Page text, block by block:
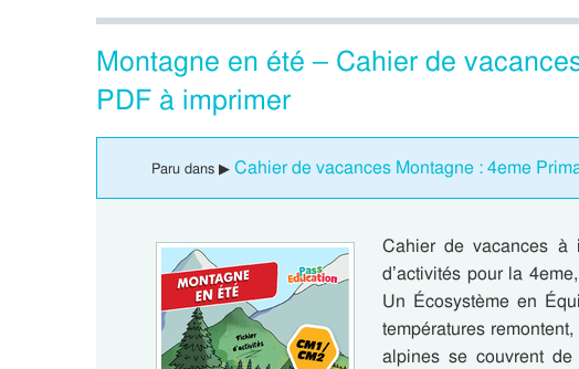
Montagne en été – Cahier de
PDF à imprimer
Paru dans ▶ Cahier de vacances Montagne : 4eme
Cahier de vacances à
d’activités pour la
Un Écosystème en
températures
alpines se couvrent de